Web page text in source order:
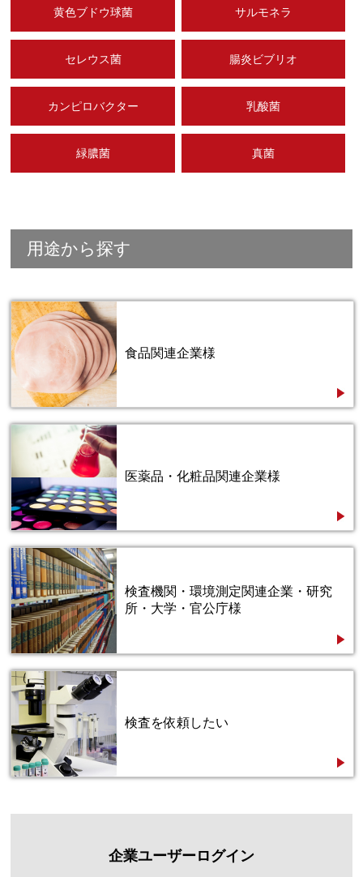
黄色ブドウ球菌 サルモネラ
セレウス菌 腸炎ビブリオ
カンピロバクター 乳酸菌
緑膿菌 真菌
用途から探す
食品関連企業様
医薬品・化粧品関連企業様
検査機関・環境測定関連企業・研究
所・大学・官公庁様
検査を依頼したい
企業ユーザーログイン